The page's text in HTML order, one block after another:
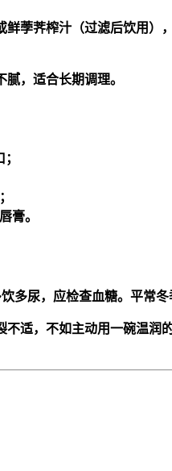
荸荠榨汁（过滤后饮用）
，适合长期调理。
膏。
尿，应检查血糖。平常冬
适，不如主动用一碗温